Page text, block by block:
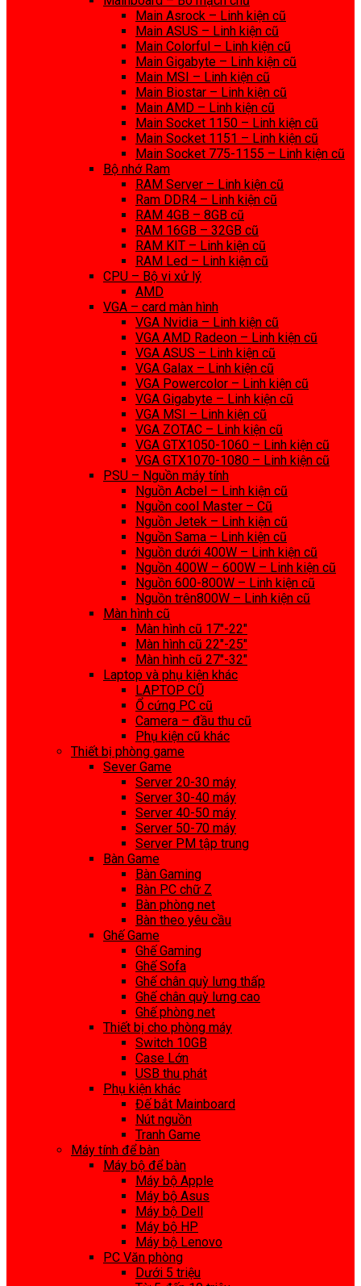
Main Asrock – Linh kiện cũ
Main ASUS – Linh kiện cũ
Main Colorful – Linh kiện cũ
Main Gigabyte – Linh kiện cũ
Main MSI – Linh kiện cũ
Main Biostar – Linh kiện cũ
Main AMD – Linh kiện cũ
Main Socket 1150 – Linh kiện cũ
Main Socket 1151 – Linh kiện cũ
Main Socket 775-1155 – Linh kiện cũ
Bộ nhớ Ram
RAM Server – Linh kiện cũ
Ram DDR4 – Linh kiện cũ
RAM 4GB – 8GB cũ
RAM 16GB – 32GB cũ
RAM KIT – Linh kiện cũ
RAM Led – Linh kiện cũ
CPU – Bộ vi xử lý
AMD
VGA – card màn hình
VGA Nvidia – Linh kiện cũ
VGA AMD Radeon – Linh kiện cũ
VGA ASUS – Linh kiện cũ
VGA Galax – Linh kiện cũ
VGA Powercolor – Linh kiện cũ
VGA Gigabyte – Linh kiện cũ
VGA MSI – Linh kiện cũ
VGA ZOTAC – Linh kiện cũ
VGA GTX1050-1060 – Linh kiện cũ
VGA GTX1070-1080 – Linh kiện cũ
PSU – Nguồn máy tính
Nguồn Acbel – Linh kiện cũ
Nguồn cool Master – Cũ
Nguồn Jetek – Linh kiện cũ
Nguồn Sama – Linh kiện cũ
Nguồn dưới 400W – Linh kiện cũ
Nguồn 400W – 600W – Linh kiện cũ
Nguồn 600-800W – Linh kiện cũ
Nguồn trên800W – Linh kiện cũ
Màn hình cũ
Màn hình cũ 17″-22″
Màn hình cũ 22″-25″
Màn hình cũ 27″-32″
Laptop và phụ kiện khác
LAPTOP CŨ
Ổ cứng PC cũ
Camera – đầu thu cũ
Phụ kiện cũ khác
Thiết bị phòng game
Sever Game
Server 20-30 máy
Server 30-40 máy
Server 40-50 máy
Server 50-70 máy
Server PM tập trung
Bàn Game
Bàn Gaming
Bàn PC chữ Z
Bàn phòng net
Bàn theo yêu cầu
Ghế Game
Ghế Gaming
Ghế Sofa
Ghế chân quỳ lưng thấp
Ghế chân quỳ lưng cao
Ghế phòng net
Thiết bị cho phòng máy
Switch 10GB
Case Lớn
USB thu phát
Phụ kiện khác
Đế bắt Mainboard
Nút nguồn
Tranh Game
Máy tính để bàn
Máy bộ để bàn
Máy bộ Apple
Máy bộ Asus
Máy bộ Dell
Máy bộ HP
Máy bộ Lenovo
PC Văn phòng
Dưới 5 triệu